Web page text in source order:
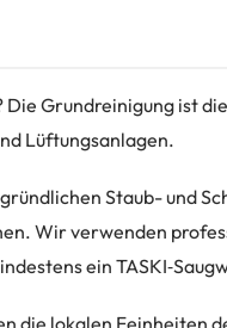
Die Grundreinigung ist
Lüftungsanlagen.
Staub- und
Wir verwenden
ein